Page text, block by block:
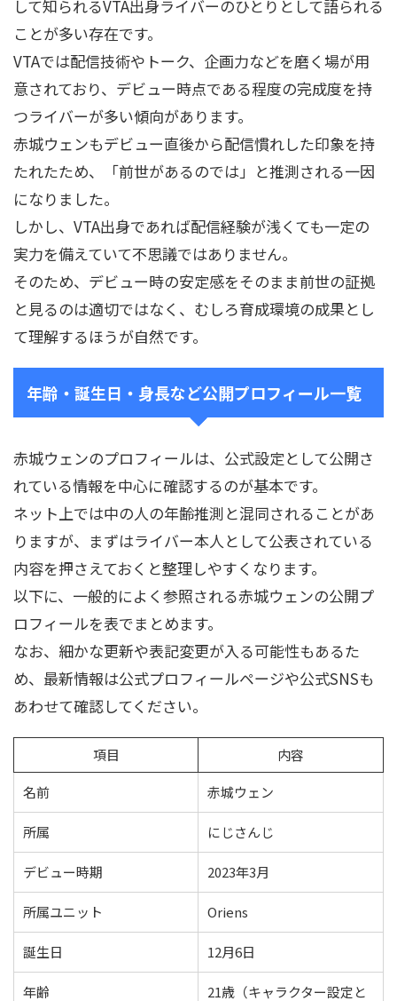
して知られるVTA出身ライバーのひとりとして語られる
ことが多い存在です。
VTAでは配信技術やトーク、企画力などを磨く場が用
意されており、デビュー時点である程度の完成度を持
つライバーが多い傾向があります。
赤城ウェンもデビュー直後から配信慣れした印象を持
たれたため、「前世があるのでは」と推測される一因
になりました。
しかし、VTA出身であれば配信経験が浅くても一定の
実力を備えていて不思議ではありません。
そのため、デビュー時の安定感をそのまま前世の証拠
と見るのは適切ではなく、むしろ育成環境の成果とし
て理解するほうが自然です。
年齢・誕生日・身長など公開プロフィール一覧
赤城ウェンのプロフィールは、公式設定として公開さ
れている情報を中心に確認するのが基本です。
ネット上では中の人の年齢推測と混同されることがあ
りますが、まずはライバー本人として公表されている
内容を押さえておくと整理しやすくなります。
以下に、一般的によく参照される赤城ウェンの公開プ
ロフィールを表でまとめます。
なお、細かな更新や表記変更が入る可能性もあるた
め、最新情報は公式プロフィールページや公式SNSも
あわせて確認してください。
項目
内容
名前
赤城ウェン
所属 にじさんじ
デビュー時期 2023年3月
所属ユニット Oriens
誕生日 12月6日
年齢 21歳（キャラクター設定と